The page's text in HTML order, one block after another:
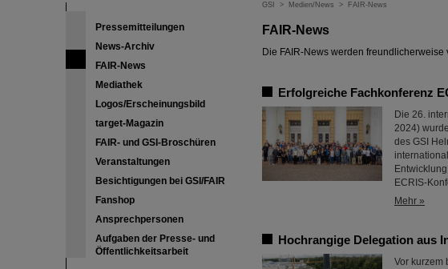
Pressemitteilungen
News-Archiv
FAIR-News
Mediathek
Logos/Erscheinungsbild
target-Magazin
FAIR- und GSI-Broschüren
Veranstaltungen
Besichtigungen bei GSI/FAIR
Fanshop
Ansprechpersonen
Aufgaben der Presse- und
Öffentlichkeitsarbeit
GSI > Medien/News > FAIR-News
FAIR-News
Die FAIR-News werden freundlicherweise
Erfolgreiche Fachkonferenz
Die 26.
2024)
des GSI
ECRIS-
Mehr »
Hochrangige Delegation aus
Vor kurzem